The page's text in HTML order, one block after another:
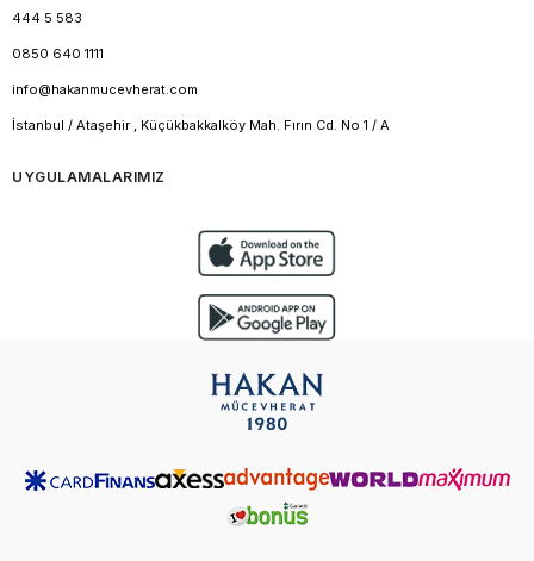
444 5 583
0850 640 1111
info@hakanmucevherat.com
İstanbul / Ataşehir , Küçükbakkalköy Mah. Fırın Cd. No 1 / A
UYGULAMALARIMIZ